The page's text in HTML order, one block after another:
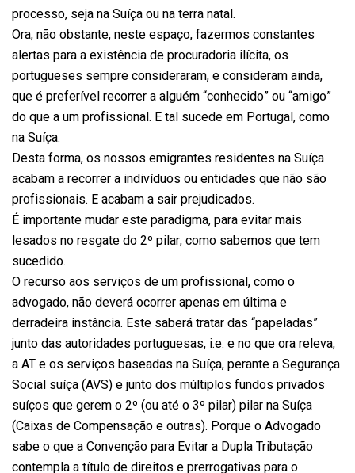
processo, seja na Suíça ou na terra natal.
Ora, não obstante, neste espaço, fazermos constantes
alertas para a existência de procuradoria ilícita, os
portugueses sempre consideraram, e consideram ainda,
que é preferível recorrer a alguém “conhecido” ou “amigo”
do que a um profissional. E tal sucede em Portugal, como
na Suíça.
Desta forma, os nossos emigrantes residentes na Suíça
acabam a recorrer a indivíduos ou entidades que não são
profissionais. E acabam a sair prejudicados.
É importante mudar este paradigma, para evitar mais
lesados no resgate do 2º pilar, como sabemos que tem
sucedido.
O recurso aos serviços de um profissional, como o
advogado, não deverá ocorrer apenas em última e
derradeira instância. Este saberá tratar das “papeladas”
junto das autoridades portuguesas, i.e. e no que ora releva,
a AT e os serviços baseadas na Suíça, perante a Segurança
Social suíça (AVS) e junto dos múltiplos fundos privados
suíços que gerem o 2º (ou até o 3º pilar) pilar na Suíça
(Caixas de Compensação e outras). Porque o Advogado
sabe o que a Convenção para Evitar a Dupla Tributação
contempla a título de direitos e prerrogativas para o